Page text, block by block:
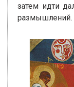
затем идти
размышлений.